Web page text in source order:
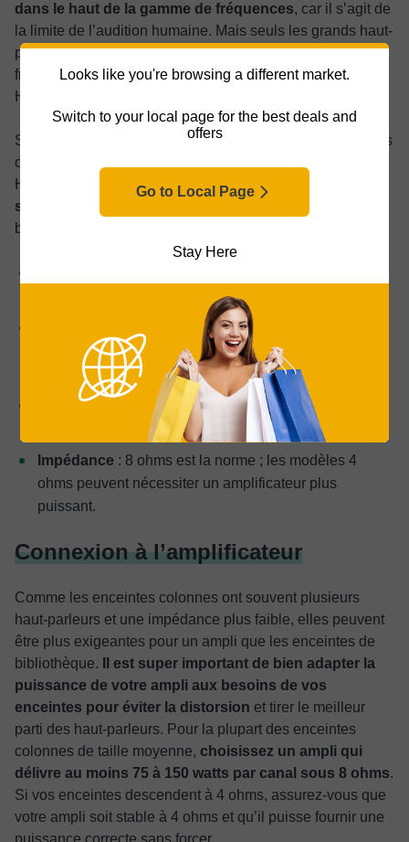
Looks like you're browsing a different market.
Switch to your local page for the best deals and
offers
Go to Local Page
Stay Here
dans le haut de la gamme de fréquences, car il s’agit de
la limite de l’audition humaine. Mais seuls les grands haut-
parleurs peuvent générer les ondes sonores à basse
fréquence nécessaires pour descendre en dessous de 50
Hz.
Seules les enceintes colonnes les plus grandes et les plus
chères sont capables de restituer des basses jusqu’à 20
Hz. Néanmoins,
une conception performante devrait
s’étendre au moins jusqu’à 40 Hz
basses profondes et satisfaisantes.
: recherchez des modèles atteignant au moins
40 Hz (-3 dB). Les modèles haut de gamme peuvent
descendre jusqu’à 25-30 Hz.
Sensibilité
: 88-90 dB est la norme ; tout ce qui
dépasse 90 dB sera plus facile à gérer.
Impédance : 8 ohms est la norme ; les modèles 4
ohms peuvent nécessiter un amplificateur plus
puissant.
Connexion à l’amplificateur
Comme les enceintes colonnes ont souvent plusieurs
haut-parleurs et une impédance plus faible, elles peuvent
être plus exigeantes pour un ampli que les enceintes de
bibliothèque.
Il est super important de bien adapter la
puissance de votre ampli aux besoins de vos
enceintes pour éviter la distorsion et tirer le meilleur
parti des haut-parleurs. Pour la plupart des enceintes
colonnes de taille moyenne, choisissez un ampli qui
délivre au moins 75 à 150 watts par canal sous 8 ohms.
Si vos enceintes descendent à 4 ohms, assurez-vous que
votre ampli soit stable à 4 ohms et qu’il puisse fournir une
puissance correcte sans forcer.